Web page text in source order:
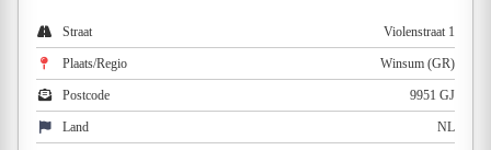
Straat Violenstraat 1
Plaats/Regio Winsum (GR)
Postcode 9951 GJ
Land NL